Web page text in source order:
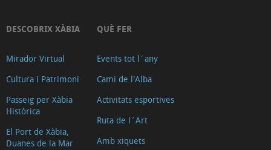
DESCOBRIX XÀBIA
Mirador Virtual
Cultura i Patrimoni
Passeig per Xàbia
Històrica
El Port de Xàbia,
Duanes de la Mar
QUÈ FER
Events tot l´any
Cami de l'Alba
Activitats esportives
Ruta de l´Art
Amb xiquets